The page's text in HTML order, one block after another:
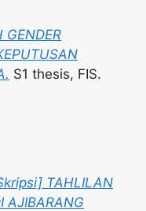
GENDER
S1 thesis, FIS.
TAHLILAN
AJIBARANG